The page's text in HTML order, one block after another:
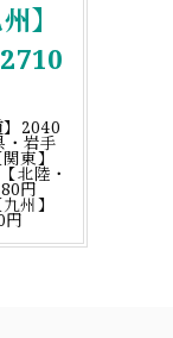
】
】2040
岩手
東】
陸・
円
州】